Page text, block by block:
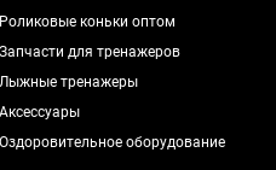
Роликовые коньки оптом
Запчасти для тренажеров
Лыжные тренажеры
Аксессуары
Оздоровительное оборудование